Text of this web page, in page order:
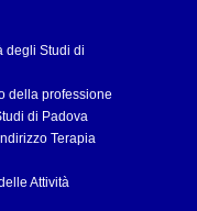
degli Studi di
della professione
di Padova
Terapia
Attività